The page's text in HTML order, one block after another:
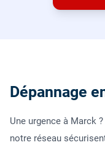
Dépannage
Une urgence à Marck
notre réseau